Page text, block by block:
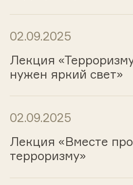
02.09.2025
Лекция
нужен яркий свет»
02.09.2025
Лекция «Вместе
терроризму»